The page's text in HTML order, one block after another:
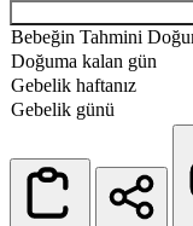
Bebeğin Tahmini
Doğuma kalan gün
Gebelik haftanız
Gebelik günü